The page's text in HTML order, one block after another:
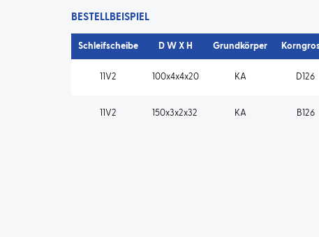
BESTELLBEISPIEL
Schleifscheibe D W X H Grundkörper
11V2 100x4x4x20 KA D126
11V2 150x3x2x32 KA B126